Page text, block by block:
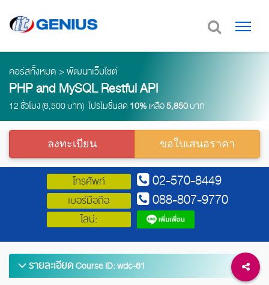
คอร์สทั้งหมด >พัฒนาเว็บไซต์
PHP and MySQL Restful API
12 ชั่วโมง (6,500 บาท) โปรโมชั่นลด 10%เหลือ5,850บาท
ลงทะเบียน ขอใบเสนอราคา
โทรศัพท์ 02-570-8449
เบอร์มือถือ 088-807-9770
ไลน์:
รายละเอียดCourse ID: wdc-61